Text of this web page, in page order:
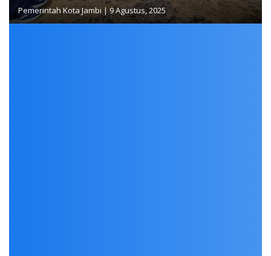
Pemerintah Kota Jambi|9 Agustus, 2025